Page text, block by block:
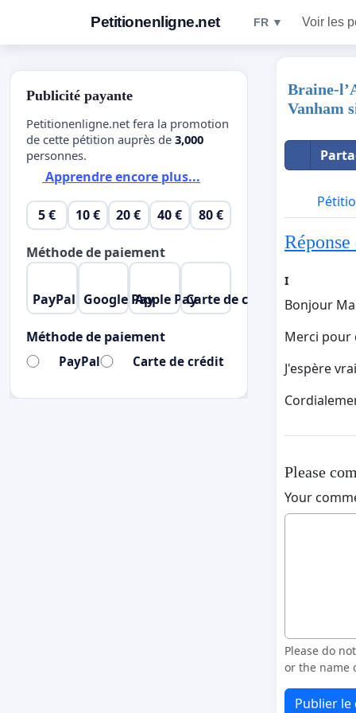
Petitionenligne.net FR ▼ Voir les
Braine-
Vanham
I
Bonjour
Merci pour
J'espère
Please
Your
Please do
or the name
Publier
Publicité payante
Petitionenligne.net fera la promotion
de cette pétition auprès de 3,000
personnes.
Apprendre encore plus...
5 € 10 € 20 € 40 € 80 €
Méthode de paiement
PayPal Google PayApple PayCarte de crédit
Méthode de paiement
PayPal Carte de crédit